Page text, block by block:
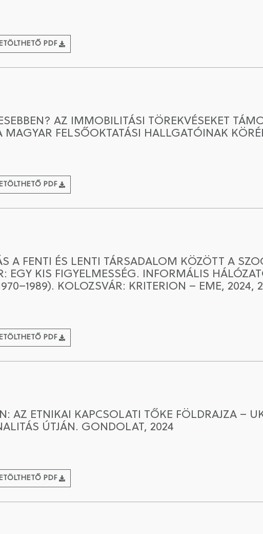
PDF
AZ IMMOBILITÁSI TÖREKVÉSEKET
MAGYAR FELSŐOKTATÁSI HALLGATÓINAK
PDF
A FENTI ÉS LENTI TÁRSADALOM KÖZÖTT A
EGY KIS FIGYELMESSÉG. INFORMÁLIS
KOLOZSVÁR: KRITERION – EME, 2024,
PDF
AZ ETNIKAI KAPCSOLATI TŐKE FÖLDRAJZA –
ÚTJÁN. GONDOLAT, 2024
PDF